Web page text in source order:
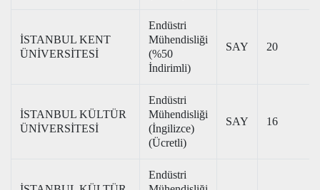
İSTANBUL KENT
ÜNİVERSİTESİ
Endüstri
Mühendisliği
(%50
İndirimli)
SAY 20
İSTANBUL KÜLTÜR
ÜNİVERSİTESİ
Endüstri
Mühendisliği
(İngilizce)
(Ücretli)
SAY 16
Endüstri